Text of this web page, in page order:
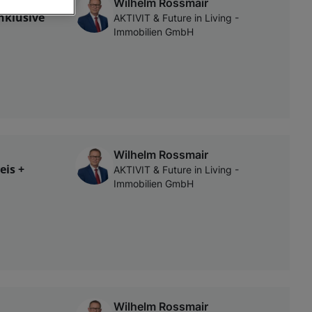
AKTIVIT & Future in Living -
Immobilien GmbH
+
Wilhelm Rossmair
AKTIVIT & Future in Living -
Immobilien GmbH
Wilhelm Rossmair
der